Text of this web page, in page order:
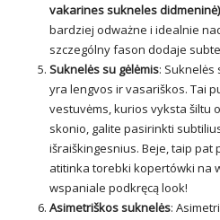
vakarines sukneles didmeninė)
bardziej odważne i idealnie
szczególny fason dodaje
Suknelės su gėlėmis: Suknelės
yra lengvos ir vasariškos. Tai
vestuvėms, kurios vyksta šiltu
skonio, galite pasirinkti
išraiškingesnius. Beje, taip
atitinka torebki kopertówki na
wspaniale podkręcą look!
Asimetriškos suknelės: